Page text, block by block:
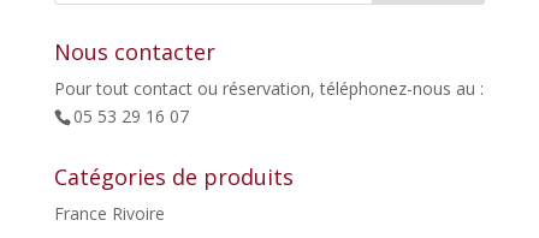
Nous contacter
Pour tout contact ou réservation, téléphonez-nous au :
05 53 29 16 07
Catégories de produits
France Rivoire